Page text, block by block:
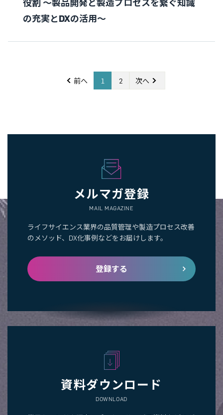
役割 ～製品開発と製造プロセスを繋ぐ知識
の充実とDXの活用～
前へ 1 2 次へ
メルマガ登録
MAIL MAGAZINE
ライフサイエンス業界の品質管理や製造プロセス改善
のメソッド、DX化事例などをお届けします。
登録する
資料ダウンロード
DOWNLOAD